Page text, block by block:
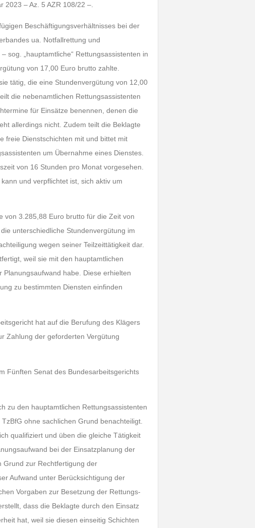
2023 – Az. 5 AZR 108/22 –.
Beschäftigungsverhältnisses bei der
ua. Notfallrettung und
sog. „hauptamtliche“ Rettungsassistenten in
von 17,00 Euro brutto zahlte.
tätig, die eine Stundenvergütung von 12,00
die nebenamtlichen Rettungsassistenten
für Einsätze benennen, denen die
allerdings nicht. Zudem teilt die Beklagte
freie Dienstschichten mit und bittet mit
um Übernahme eines Dienstes.
von 16 Stunden pro Monat vorgesehen.
und verpflichtet ist, sich aktiv um
von 3.285,88 Euro brutto für die Zeit von
unterschiedliche Stundenvergütung im
wegen seiner Teilzeittätigkeit dar.
weil sie mit den hauptamtlichen
habe. Diese erhielten
zu bestimmten Diensten einfinden
hat auf die Berufung des Klägers
Zahlung der geforderten Vergütung
Fünften Senat des Bundesarbeitsgerichts
zu den hauptamtlichen Rettungsassistenten
ohne sachlichen Grund benachteiligt.
qualifiziert und üben die gleiche Tätigkeit
bei der Einsatzplanung der
Grund zur Rechtfertigung der
Aufwand unter Berücksichtigung der
Vorgaben zur Besetzung der Rettungs-
dass die Beklagte durch den Einsatz
hat, weil sie diesen einseitig Schichten